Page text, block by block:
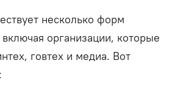
несколько форм
организации, которые
говтех и медиа. Вот